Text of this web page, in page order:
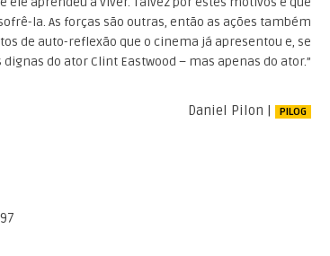
la. As forças são outras, então as ações também
de auto-reflexão que o cinema já apresentou e, se
do ator Clint Eastwood – mas apenas do ator.”
Daniel Pilon | PILOG